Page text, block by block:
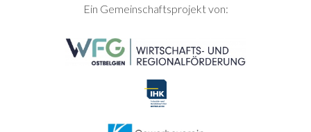
SEITENFUSSEin Gemeinschaftsprojekt von: